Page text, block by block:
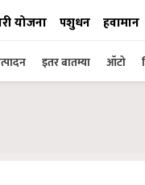
योजना पशुधन हवामान
इतर बातम्या ऑटो